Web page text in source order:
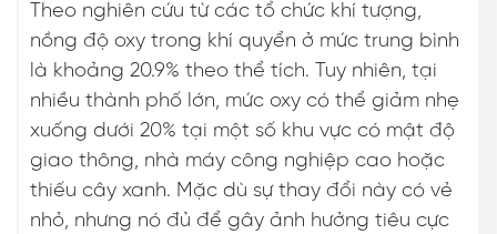
Theo nghiên cứu từ các tổ chức khí tượng,
nồng độ oxy trong khí quyển ở mức trung bình
là khoảng 20.9% theo thể tích. Tuy nhiên, tại
nhiều thành phố lớn, mức oxy có thể giảm nhẹ
xuống dưới 20% tại một số khu vực có mật độ
giao thông, nhà máy công nghiệp cao hoặc
thiếu cây xanh. Mặc dù sự thay đổi này có vẻ
nhỏ, nhưng nó đủ để gây ảnh hưởng tiêu cực